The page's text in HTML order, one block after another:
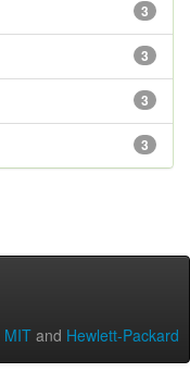
3
3
3
3
MIT and Hewlett-Packard